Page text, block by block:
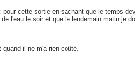
pour cette sortie en sachant que le temps
l'eau le soir et que le lendemain matin je
il ne m'a rien coûté.